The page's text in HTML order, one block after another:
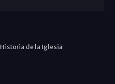
Historia de la Iglesia